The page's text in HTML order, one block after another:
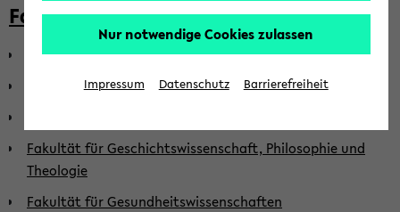
Fakultäten
Fakultät für Biologie
Fakultät für Chemie
Fakultät für Geschichtswissenschaft, Philosophie und
Theologie
Fakultät für Gesundheitswissenschaften
Nur notwendige Cookies zulassen
Impressum Datenschutz Barrierefreiheit